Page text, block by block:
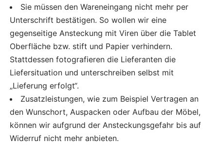
Sie müssen den Wareneingang nicht mehr per
Unterschrift bestätigen. So wollen wir eine
gegenseitige Ansteckung mit Viren über die Tablet
Oberfläche bzw. stift und Papier verhindern.
Stattdessen fotografieren die Lieferanten die
Liefersituation und unterschreiben selbst mit
„Lieferung erfolgt“.
Zusatzleistungen, wie zum Beispiel Vertragen an
den Wunschort, Auspacken oder Aufbau der Möbel,
können wir aufgrund der Ansteckungsgefahr bis auf
Widerruf nicht mehr anbieten.